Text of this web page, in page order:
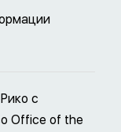
с
Office of the